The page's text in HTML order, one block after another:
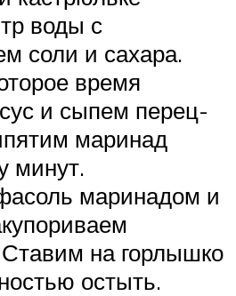
воды с
соли и сахара.
время
и сыпем перец-
маринад
минут.
маринадом и
на горлышко
остыть.